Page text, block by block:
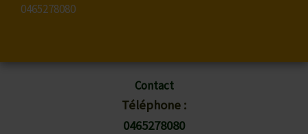
0465278080
Contact
Téléphone :
0465278080